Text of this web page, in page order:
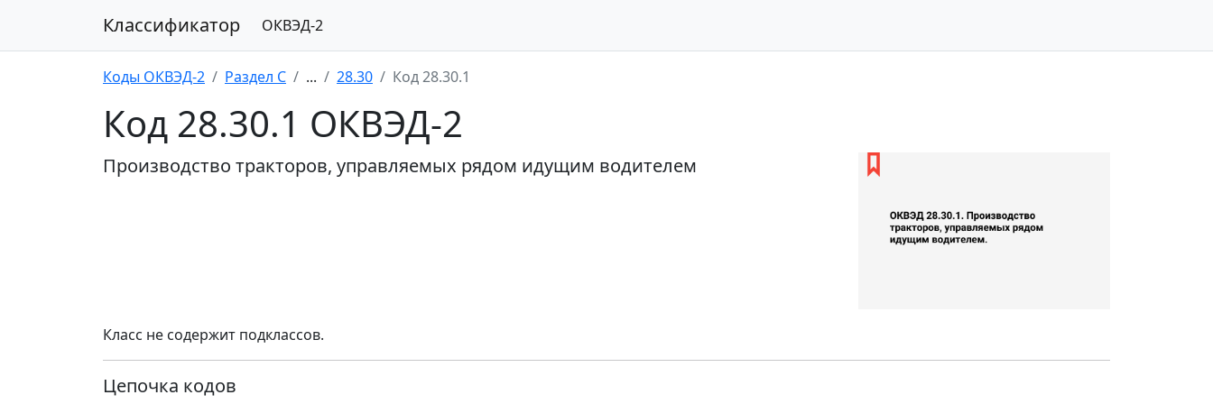
Классификатор ОКВЭД-2
Коды ОКВЭД-2 Раздел C ... 28.30 Код 28.30.1
Код 28.30.1 ОКВЭД-2
Производство тракторов, управляемых рядом идущим водителем
Класс не содержит подклассов.
Цепочка кодов